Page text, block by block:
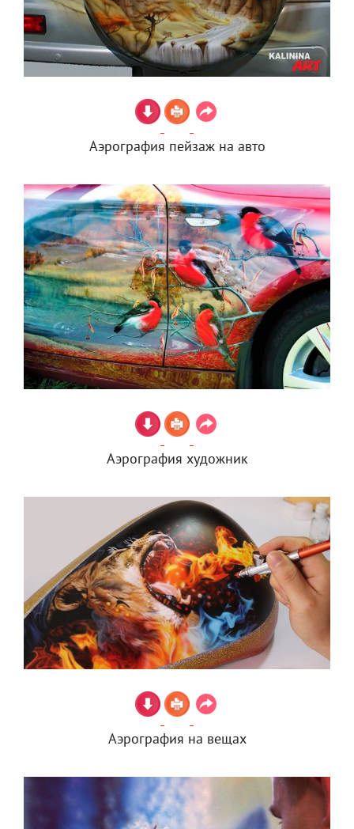
Аэрография пейзаж на авто
Аэрография художник
Аэрография на вещах